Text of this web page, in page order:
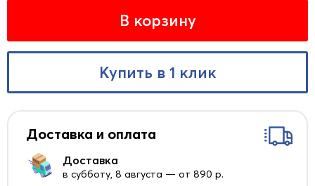
В корзину
Купить в 1 клик
Доставка и оплата
Доставка
в субботу, 8 августа — от 890 р.